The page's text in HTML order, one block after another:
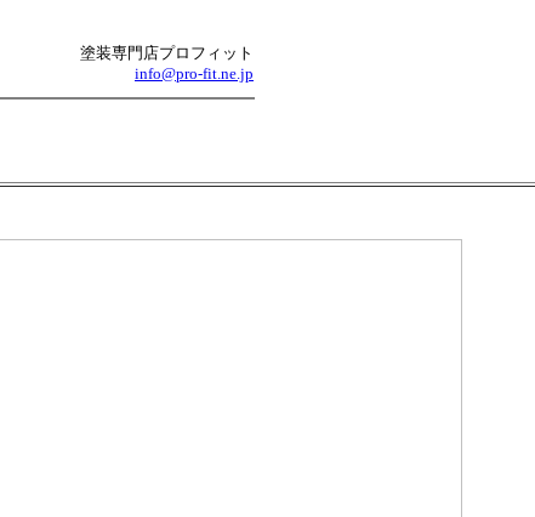
塗装専門店プロフィット
info@pro-fit.ne.jp